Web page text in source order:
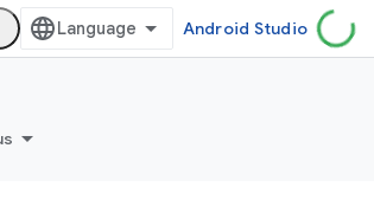
Android Studio